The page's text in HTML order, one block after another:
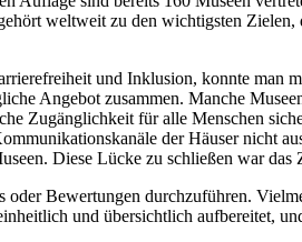
weltweit zu den wichtigsten Zielen,
und Inklusion, konnte
Angebot zusammen. Manche
Zugänglichkeit für alle Menschen
der Häuser nicht
Diese Lücke zu schließen war das
oder Bewertungen durchzuführen.
und übersichtlich aufbereitet,